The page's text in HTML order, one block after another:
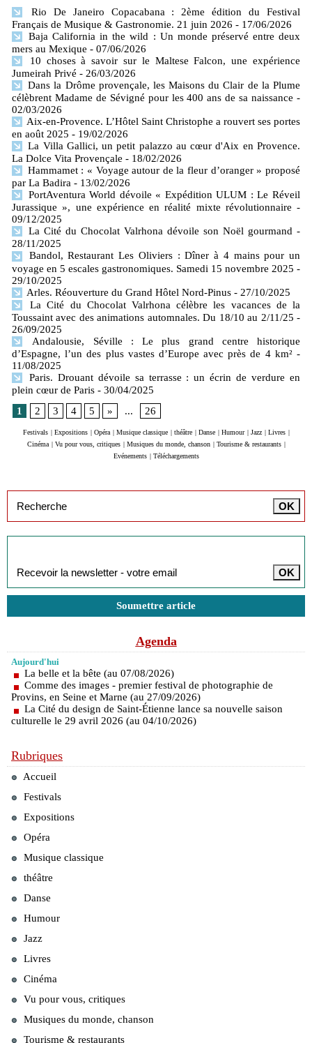
Rio De Janeiro Copacabana : 2ème édition du Festival
Français de Musique & Gastronomie. 21 juin 2026 - 17/06/2026
Baja California in the wild : Un monde préservé entre deux
mers​ au Mexique - 07/06/2026
10 choses à savoir sur le Maltese Falcon, une expérience
Jumeirah Privé - 26/03/2026
Dans la Drôme provençale, les Maisons du Clair de la Plume
célèbrent Madame de Sévigné pour les 400 ans de sa naissance -
02/03/2026
Aix-en-Provence. L’Hôtel Saint Christophe a rouvert ses portes
en août 2025 - 19/02/2026
La Villa Gallici, un petit palazzo au cœur d'Aix en Provence.
La Dolce Vita Provençale - 18/02/2026
Hammamet : « Voyage autour de la fleur d’oranger » proposé
par La Badira - 13/02/2026
PortAventura World dévoile « Expédition ULUM : Le Réveil
Jurassique », une expérience en réalité mixte révolutionnaire -
09/12/2025
La Cité du Chocolat Valrhona dévoile son Noël gourmand -
28/11/2025
Bandol, Restaurant Les Oliviers : Dîner à 4 mains pour un
voyage en 5 escales gastronomiques. Samedi 15 novembre 2025 -
29/10/2025
Arles. Réouverture du Grand Hôtel Nord-Pinus - 27/10/2025
La Cité du Chocolat Valrhona célèbre les vacances de la
Toussaint avec des animations automnales. Du 18/10 au 2/11/25 -
26/09/2025
Andalousie, Séville : Le plus grand centre historique
d’Espagne, l’un des plus vastes d’Europe avec près de 4 km² -
11/08/2025
Paris. Drouant dévoile sa terrasse : un écrin de verdure en
plein cœur de Paris - 30/04/2025
1
2 3 4 5 » ... 26
Festivals | Expositions | Opéra | Musique classique | théâtre | Danse | Humour | Jazz | Livres |
Cinéma | Vu pour vous, critiques | Musiques du monde, chanson | Tourisme & restaurants |
Evénements | Téléchargements
Soumettre article
Agenda
Aujourd'hui
La belle et la bête (au 07/08/2026)
Comme des images - premier festival de photographie de
Provins, en Seine et Marne (au 27/09/2026)
La Cité du design de Saint-Étienne lance sa nouvelle saison
culturelle le 29 avril 2026 (au 04/10/2026)
Rubriques
Accueil
Festivals
Expositions
Opéra
Musique classique
théâtre
Danse
Humour
Jazz
Livres
Cinéma
Vu pour vous, critiques
Musiques du monde, chanson
Tourisme & restaurants